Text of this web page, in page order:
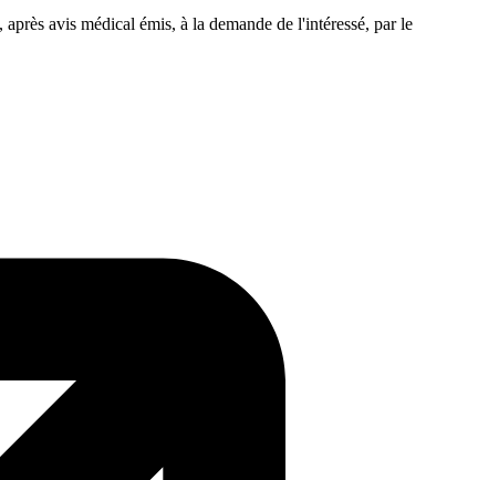
avis médical émis, à la demande de l'intéressé, par le